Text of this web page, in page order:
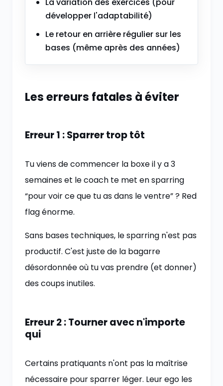
développer l'adaptabilité)
Le retour en arrière régulier sur les
bases (même après des années)
Les erreurs fatales à éviter
Erreur 1 : Sparrer trop tôt
Tu viens de commencer la boxe il y a 3
semaines et le coach te met en sparring
“pour voir ce que tu as dans le ventre” ? Red
flag énorme.
Sans bases techniques, le sparring n'est pas
productif. C'est juste de la bagarre
désordonnée où tu vas prendre (et donner)
des coups inutiles.
Erreur 2 : Tourner avec n'importe
qui
Certains pratiquants n'ont pas la maîtrise
nécessaire pour sparrer léger. Leur ego les